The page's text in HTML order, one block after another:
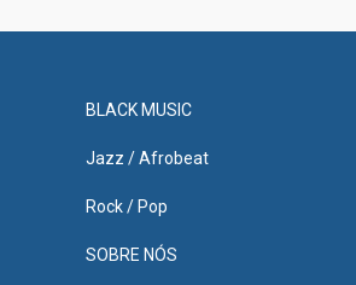
BLACK MUSIC
Jazz / Afrobeat
Rock / Pop
SOBRE NÓS